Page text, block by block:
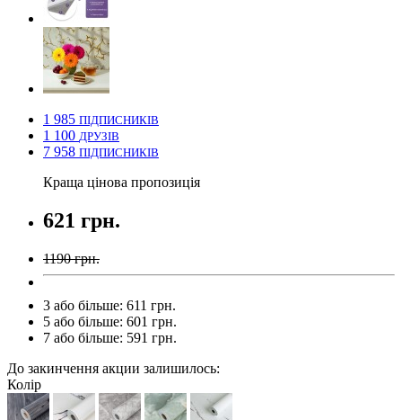
1 985 ПІДПИСНИКІВ
1 100 ДРУЗІВ
7 958 ПІДПИСНИКІВ
Краща цінова пропозиція
621 грн.
1190 грн.
3 або більше: 611 грн.
5 або більше: 601 грн.
7 або більше: 591 грн.
До закинчення акции залишилось:
Колір